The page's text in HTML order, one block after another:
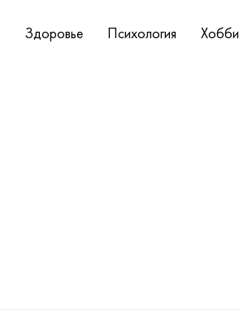
Здоровье Психология Хобби